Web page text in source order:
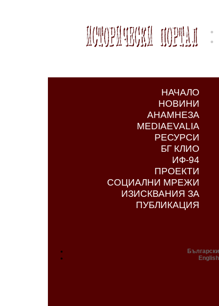
НАЧАЛО
НОВИНИ
АНАМНЕЗА
MEDIAEVALIA
РЕСУРСИ
БГ КЛИО
ИФ-94
ПРОЕКТИ
СОЦИАЛНИ МРЕЖИ
ИЗИСКВАНИЯ ЗА
ПУБЛИКАЦИЯ
Български
English